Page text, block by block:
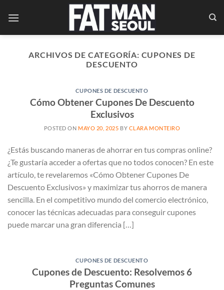
ARCHIVOS DE CATEGORÍA: CUPONES DE
DESCUENTO
CUPONES DE DESCUENTO
Cómo Obtener Cupones De Descuento
Exclusivos
POSTED ON MAYO 20, 2025 BY CLARA MONTEIRO
¿Estás buscando maneras de ahorrar en tus compras online?
¿Te gustaría acceder a ofertas que no todos conocen? En este
artículo, te revelaremos «Cómo Obtener Cupones De
Descuento Exclusivos» y maximizar tus ahorros de manera
sencilla. En el competitivo mundo del comercio electrónico,
conocer las técnicas adecuadas para conseguir cupones
puede marcar una gran diferencia […]
CUPONES DE DESCUENTO
Cupones de Descuento: Resolvemos 6
Preguntas Comunes